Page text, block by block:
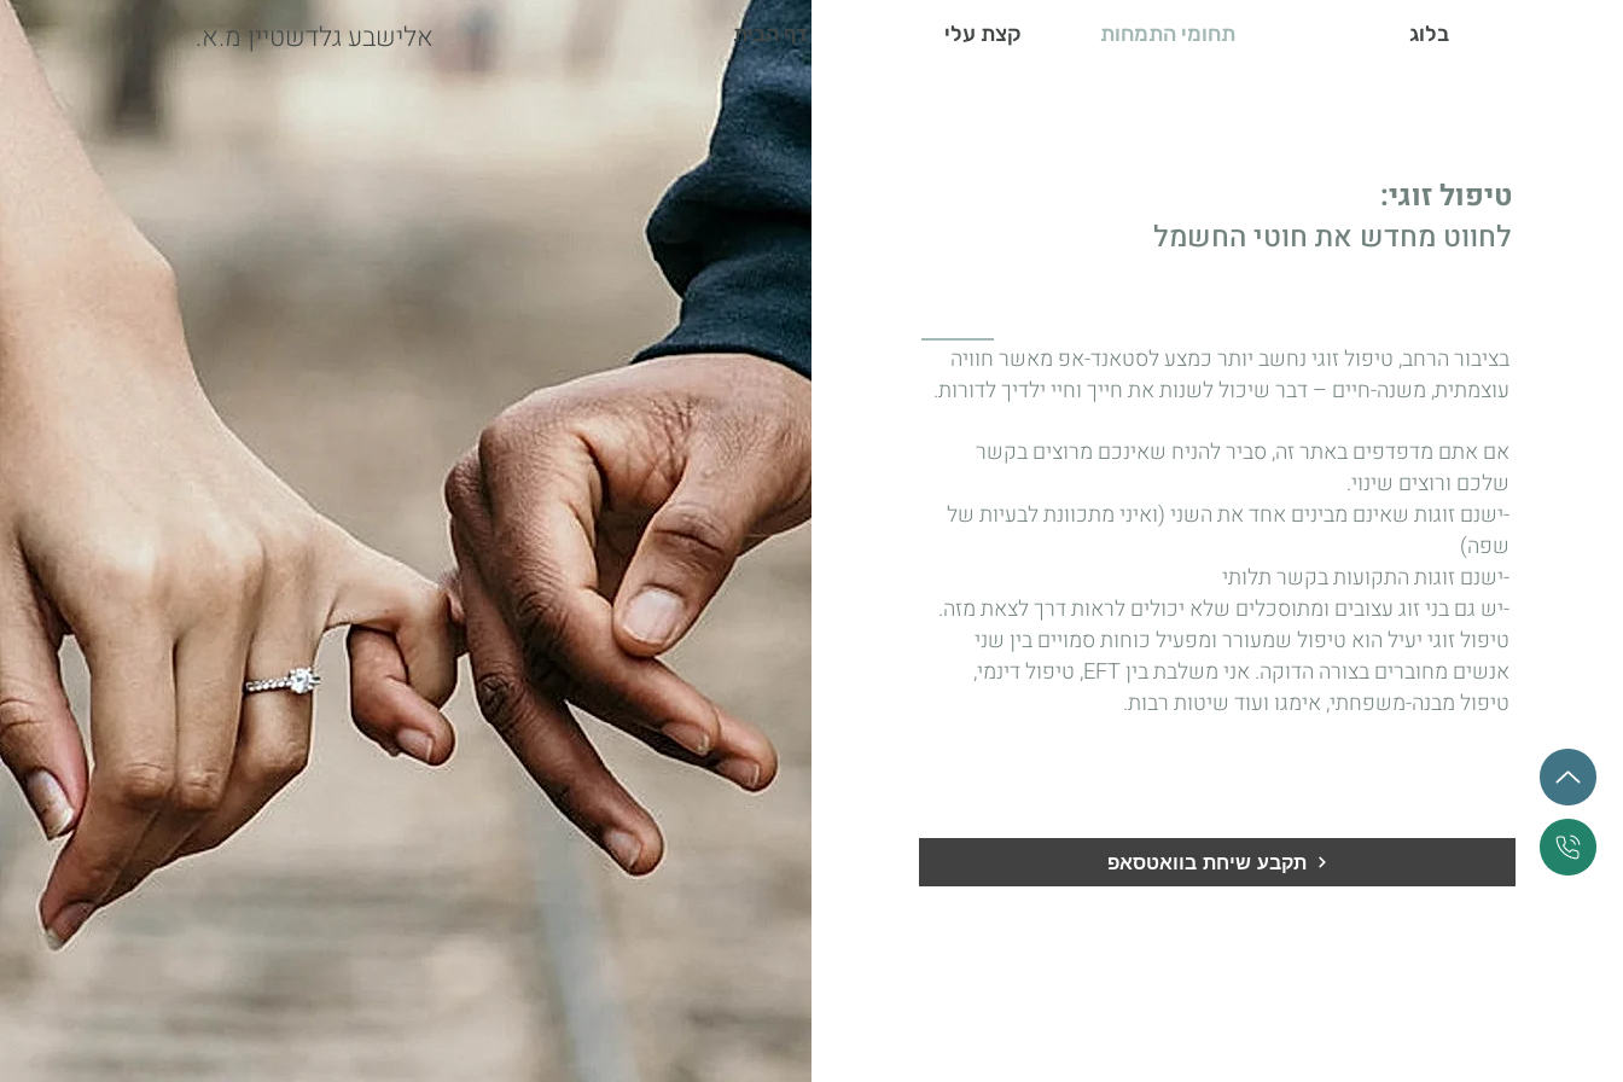
.אלישבע גלדשטיין מ.א דף הבית קצת עלי תחומי התמחות בלוג
טיפול זוגי:
לחווט מחדש את חוטי החשמל
בציבור הרחב, טיפול זוגי נחשב יותר כמצע לסטאנד-אפ מאשר חוויה
עוצמתית, משנה-חיים – דבר שיכול לשנות את חייך וחיי ילדיך לדורות.
אם אתם מדפדפים באתר זה, סביר להניח שאינכם מרוצים בקשר
שלכם ורוצים שינוי.
-ישנם זוגות שאינם מבינים אחד את השני (ואיני מתכוונת לבעיות של
שפה)
-ישנם זוגות התקועות בקשר תלותי
-יש גם בני זוג עצובים ומתוסכלים שלא יכולים לראות דרך לצאת מזה.
טיפול זוגי יעיל הוא טיפול שמעורר ומפעיל כוחות סמויים בין שני
אנשים מחוברים בצורה הדוקה. אני משלבת בין EFT, טיפול דינמי,
טיפול מבנה-משפחתי, אימגו ועוד שיטות רבות.
תקבע שיחת בוואטסאפ